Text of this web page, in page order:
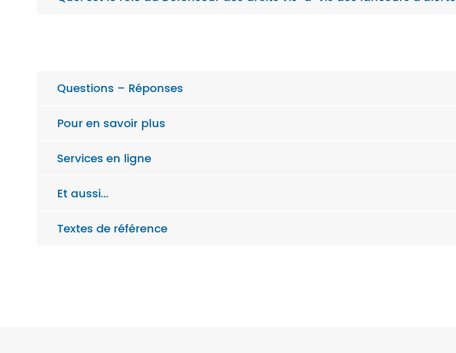
Questions – Réponses
Pour en savoir plus
Services en ligne
Et aussi…
Textes de référence